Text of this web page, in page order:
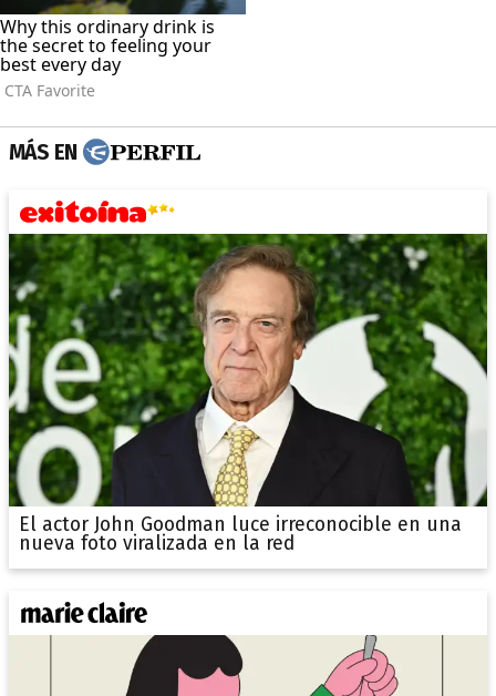
MÁS EN
El actor John Goodman luce irreconocible en una
nueva foto viralizada en la red